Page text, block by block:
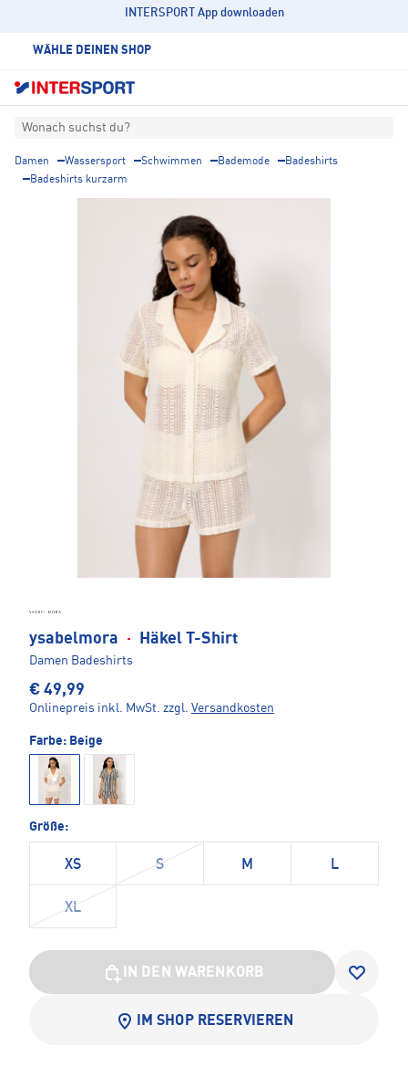
INTERSPORT App downloaden
WÄHLE DEINEN SHOP
Wonach suchst du?
Damen Wassersport Schwimmen Bademode
Badeshirts
Badeshirts kurzarm
ysabelmora · Häkel T-Shirt
Damen Badeshirts
€ 49,99
Onlinepreis inkl. MwSt. zzgl. Versandkosten
Farbe: Beige
Größe:
XS S M L
XL
IN DEN WARENKORB
IM SHOP RESERVIEREN